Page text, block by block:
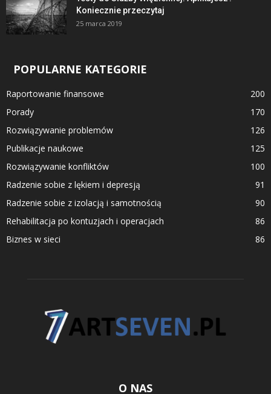
Koniecznie przeczytaj
25 marca 2019
POPULARNE KATEGORIE
Raportowanie finansowe
200
Porady
170
Rozwiązywanie problemów
126
Publikacje naukowe
125
Rozwiązywanie konfliktów
100
Radzenie sobie z lękiem i depresją
91
Radzenie sobie z izolacją i samotnością
90
Rehabilitacja po kontuzjach i operacjach
86
Biznes w sieci
86
O NAS